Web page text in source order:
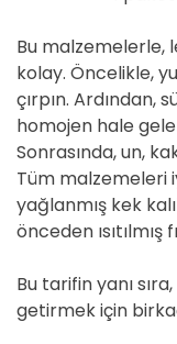
Bu malzemelerle,
kolay. Öncelikle,
çırpın. Ardından,
homojen hale
Sonrasında, un,
Tüm malzemeleri
yağlanmış kek
önceden
Bu tarifin yanı
getirmek için